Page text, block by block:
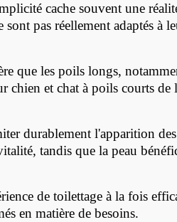
cache souvent une
pas réellement adaptés à
que les poils longs,
et chat à poils courts de
durablement l'apparition
tandis que la peau
de toilettage à la fois
en matière de besoins.